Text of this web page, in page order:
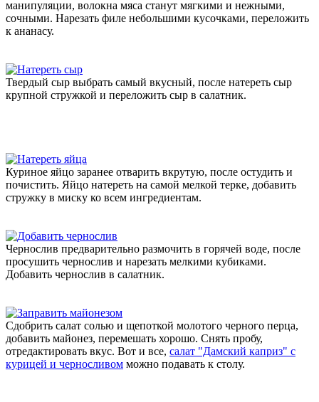
манипуляции, волокна мяса станут мягкими и нежными,
сочными. Нарезать филе небольшими кусочками, переложить
к ананасу.
Твердый сыр выбрать самый вкусный, после натереть сыр
крупной стружкой и переложить сыр в салатник.
Куриное яйцо заранее отварить вкрутую, после остудить и
почистить. Яйцо натереть на самой мелкой терке, добавить
стружку в миску ко всем ингредиентам.
Чернослив предварительно размочить в горячей воде, после
просушить чернослив и нарезать мелкими кубиками.
Добавить чернослив в салатник.
Сдобрить салат солью и щепоткой молотого черного перца,
добавить майонез, перемешать хорошо. Снять пробу,
отредактировать вкус. Вот и все, салат "Дамский каприз" с
курицей и черносливом можно подавать к столу.